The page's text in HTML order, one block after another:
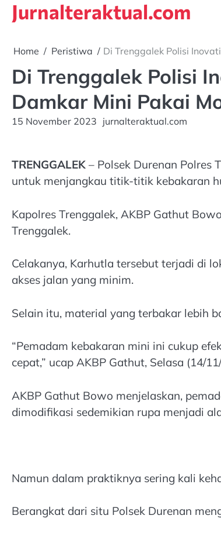
SkipJurnalteraktual.com
Home Peristiwa Di Trenggalek Polisi
Di Trenggalek Polisi
Damkar Mini Pakai
15 November 2023 jurnalteraktual.com
TRENGGALEK – Polsek Durenan Polres
untuk menjangkau titik-titik kebakaran
Kapolres Trenggalek, AKBP Gathut
Trenggalek.
Celakanya, Karhutla tersebut terjadi di
akses jalan yang minim.
Selain itu, material yang terbakar lebih
“Pemadam kebakaran mini ini cukup
cepat,” ucap AKBP Gathut, Selasa (14/
AKBP Gathut Bowo menjelaskan,
dimodifikasi sedemikian rupa menjadi
Namun dalam praktiknya sering kali
Berangkat dari situ Polsek Durenan